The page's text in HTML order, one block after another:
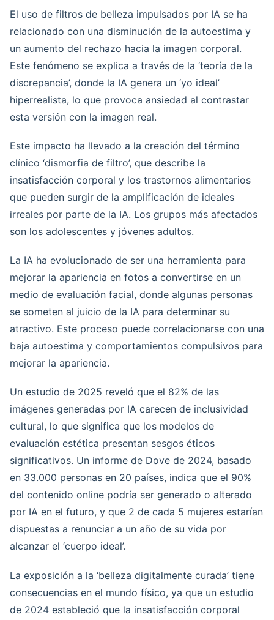
El uso de filtros de belleza impulsados por IA se ha
relacionado con una disminución de la autoestima y
un aumento del rechazo hacia la imagen corporal.
Este fenómeno se explica a través de la ‘teoría de la
discrepancia’, donde la IA genera un ‘yo ideal’
hiperrealista, lo que provoca ansiedad al contrastar
esta versión con la imagen real.
Este impacto ha llevado a la creación del término
clínico ‘dismorfia de filtro’, que describe la
insatisfacción corporal y los trastornos alimentarios
que pueden surgir de la amplificación de ideales
irreales por parte de la IA. Los grupos más afectados
son los adolescentes y jóvenes adultos.
La IA ha evolucionado de ser una herramienta para
mejorar la apariencia en fotos a convertirse en un
medio de evaluación facial, donde algunas personas
se someten al juicio de la IA para determinar su
atractivo. Este proceso puede correlacionarse con una
baja autoestima y comportamientos compulsivos para
mejorar la apariencia.
Un estudio de 2025 reveló que el 82% de las
imágenes generadas por IA carecen de inclusividad
cultural, lo que significa que los modelos de
evaluación estética presentan sesgos éticos
significativos. Un informe de Dove de 2024, basado
en 33.000 personas en 20 países, indica que el 90%
del contenido online podría ser generado o alterado
por IA en el futuro, y que 2 de cada 5 mujeres estarían
dispuestas a renunciar a un año de su vida por
alcanzar el ‘cuerpo ideal’.
La exposición a la ‘belleza digitalmente curada’ tiene
consecuencias en el mundo físico, ya que un estudio
de 2024 estableció que la insatisfacción corporal